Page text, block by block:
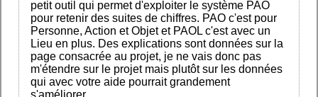
petit outil qui permet d'exploiter le système PAO
pour retenir des suites de chiffres. PAO c'est pour
Personne, Action et Objet et PAOL c'est avec un
Lieu en plus. Des explications sont données sur la
page consacrée au projet, je ne vais donc pas
m'étendre sur le projet mais plutôt sur les données
qui avec votre aide pourrait grandement
s'améliorer.